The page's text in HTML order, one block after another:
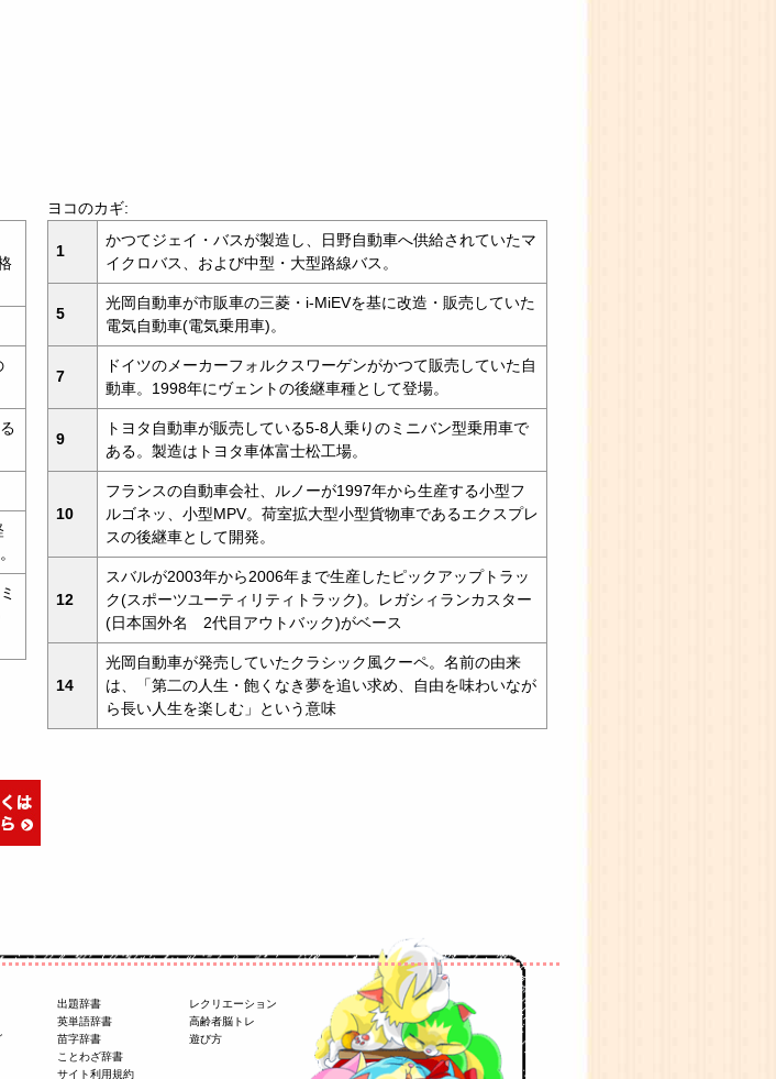
ヨコのカギ:
1
かつてジェイ・バスが製造し、日野自動車へ供給されていたマ
イクロバス、および中型・大型路線バス。
5
光岡自動車が市販車の三菱・i-MiEVを基に改造・販売していた
電気自動車(電気乗用車)。
7
ドイツのメーカーフォルクスワーゲンがかつて販売していた自
動車。1998年にヴェントの後継車種として登場。
9
トヨタ自動車が販売している5-8人乗りのミニバン型乗用車で
ある。製造はトヨタ車体富士松工場。
10
フランスの自動車会社、ルノーが1997年から生産する小型フ
ルゴネッ、小型MPV。荷室拡大型小型貨物車であるエクスプレ
スの後継車として開発。
12
スバルが2003年から2006年まで生産したピックアップトラッ
ク(スポーツユーティリティトラック)。レガシィランカスター
(日本国外名 2代目アウトバック)がベース
14
光岡自動車が発売していたクラシック風クーペ。名前の由来
は、「第二の人生・飽くなき夢を追い求め、自由を味わいなが
ら長い人生を楽しむ」という意味
出題辞書
英単語辞書
苗字辞書
ことわざ辞書
サイト利用規約
レクリエーション
高齢者脳トレ
遊び方